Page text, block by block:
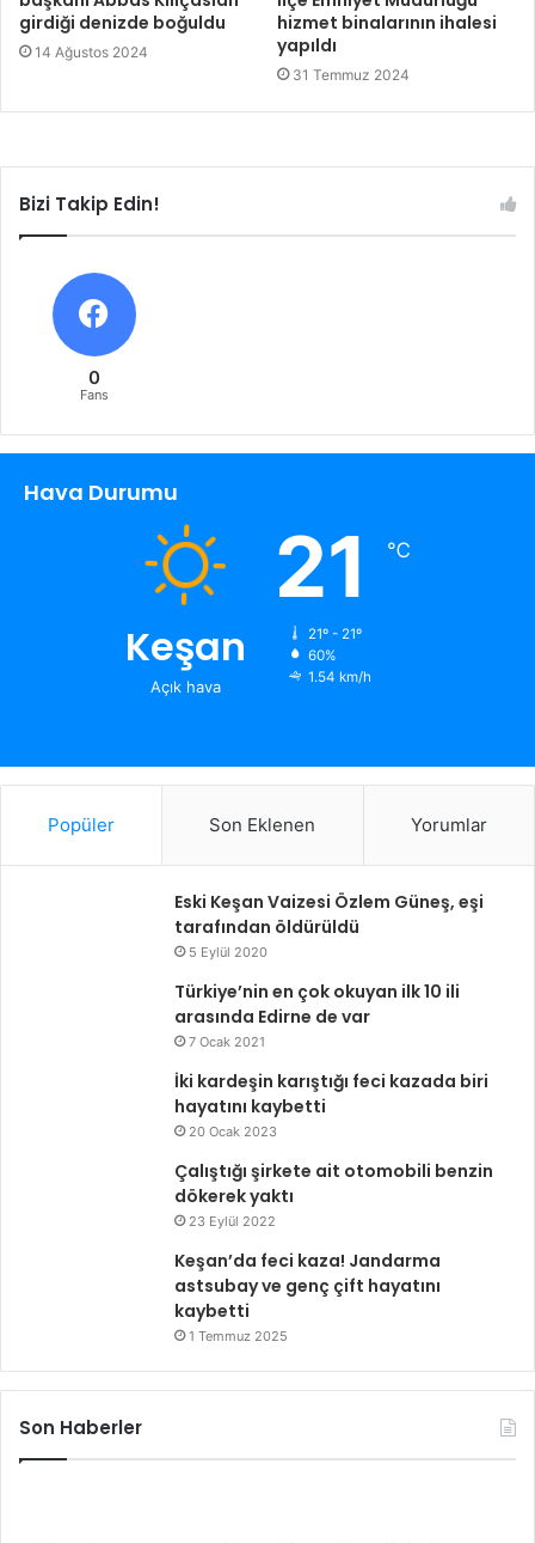
girdiği denizde boğuldu
14 Ağustos 2024
hizmet binalarının ihalesi
yapıldı
31 Temmuz 2024
Bizi Takip Edin!
0
Fans
Hava Durumu
Keşan
Açık hava
21 ℃
21º - 21º
60%
1.54 km/h
Popüler Son Eklenen Yorumlar
Eski Keşan Vaizesi Özlem Güneş, eşi
tarafından öldürüldü
5 Eylül 2020
Türkiye’nin en çok okuyan ilk 10 ili
arasında Edirne de var
7 Ocak 2021
İki kardeşin karıştığı feci kazada biri
hayatını kaybetti
20 Ocak 2023
Çalıştığı şirkete ait otomobili benzin
dökerek yaktı
23 Eylül 2022
Keşan’da feci kaza! Jandarma
astsubay ve genç çift hayatını
kaybetti
1 Temmuz 2025
Son Haberler